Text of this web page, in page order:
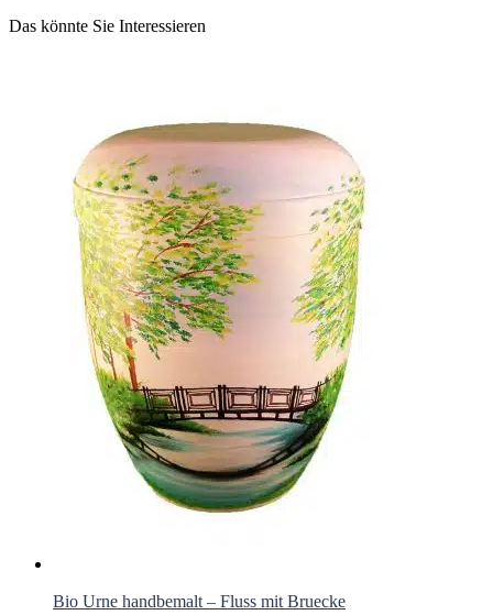
Das könnte Sie Interessieren
Bio Urne handbemalt – Fluss mit Bruecke